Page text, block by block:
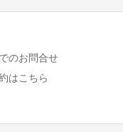
のお問合せ
はこちら